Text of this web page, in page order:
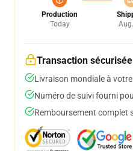
Production
Today
Transaction sécurisée
Livraison mondiale à
Numéro de suivi fourni
Remboursement complet